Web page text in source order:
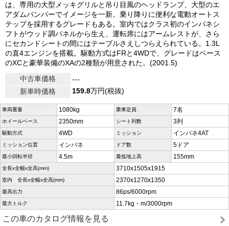
は、専用の大型メッキグリルと吊り目風のヘッドランプ、大型のエ
アダムバンパーでイメージを一新。乗り降りに便利な電動オートス
テップを採用するグレードもある。室内ではクラス初のインパネシ
フトがウッド調パネルから生え、運転席にはアームレストが、さら
にセカンドシートの間にはテーブルさえしつらえられている。1.3L
の直4エンジンを搭載。駆動方式はFRと4WDで、グレードはベース
のXCと豪華装備のXAの2種類が用意された。(2001.5)
中古車価格
---
新車時価格
159.8万円(税抜)
車両重量 1080kg 乗車定員 7名
ホイールベース 2350mm シート列数 3列
駆動方式 4WD ミッション インパネ4AT
ミッション位置 インパネ ドア数 5ドア
最小回転半径 4.5m 最低地上高 155mm
全長x全幅x全高(mm) 3710x1505x1915
室内 全長x全幅x全高(mm) 2370x1270x1350
最高出力 86ps/6000rpm
最大トルク 11.7kg・m/3000rpm
この車のカタログ情報を見る